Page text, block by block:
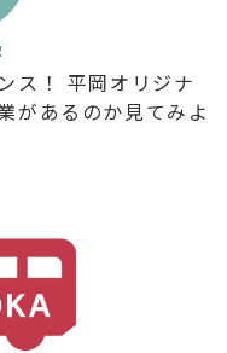
ス！ 平岡オリジナ
があるのか見てみよ